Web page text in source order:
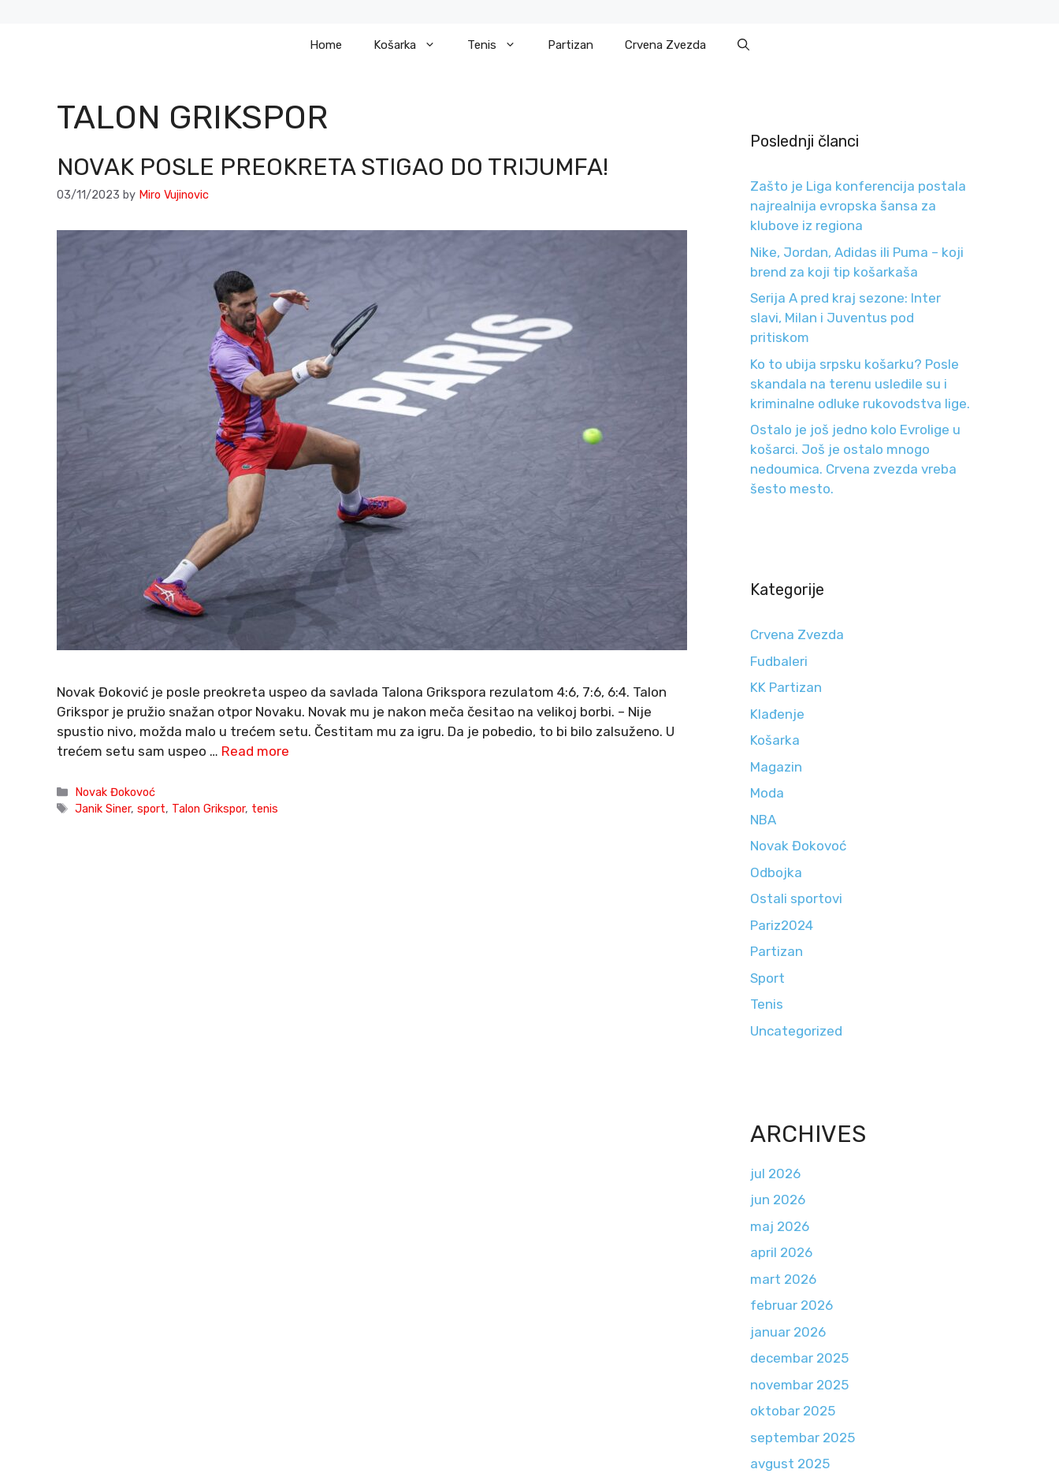
Home Košarka Tenis Partizan Crvena Zvezda
TALON GRIKSPOR
NOVAK POSLE PREOKRETA STIGAO DO TRIJUMFA!
03/11/2023 by Miro Vujinovic
Novak Đoković je posle preokreta uspeo da savlada Talona Grikspora rezulatom 4:6, 7:6, 6:4. Talon
Grikspor je pružio snažan otpor Novaku. Novak mu je nakon meča česitao na velikoj borbi. – Nije
spustio nivo, možda malo u trećem setu. Čestitam mu za igru. Da je pobedio, to bi bilo zalsuženo. U
trećem setu sam uspeo … Read more
Categories
Novak Đokovoć
Tags
Janik Siner,sport, Talon Grikspor, tenis
Poslednji članci
Zašto je Liga konferencija postala
najrealnija evropska šansa za
klubove iz regiona
Nike, Jordan, Adidas ili Puma – koji
brend za koji tip košarkaša
Serija A pred kraj sezone: Inter
slavi, Milan i Juventus pod
pritiskom
Ko to ubija srpsku košarku? Posle
skandala na terenu usledile su i
kriminalne odluke rukovodstva lige.
Ostalo je još jedno kolo Evrolige u
košarci. Još je ostalo mnogo
nedoumica. Crvena zvezda vreba
šesto mesto.
Kategorije
Crvena Zvezda
Fudbaleri
KK Partizan
Klađenje
Košarka
Magazin
Moda
NBA
Novak Đokovoć
Odbojka
Ostali sportovi
Pariz2024
Partizan
Sport
Tenis
Uncategorized
ARCHIVES
jul 2026
jun 2026
maj 2026
april 2026
mart 2026
februar 2026
januar 2026
decembar 2025
novembar 2025
oktobar 2025
septembar 2025
avgust 2025